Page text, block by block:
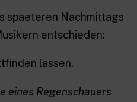
spaeteren Nachmittags
entschieden:
lassen.
eines Regenschauers